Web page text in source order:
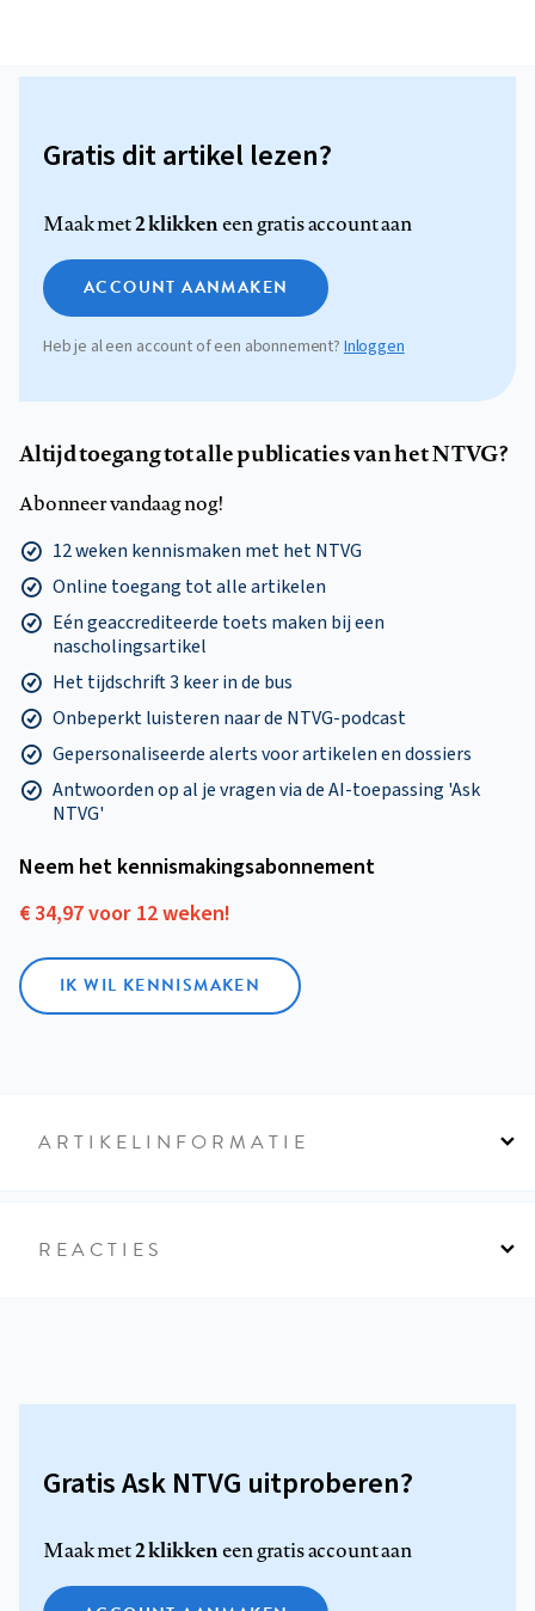
Gratis dit artikel lezen?
Maak met2 klikkeneen gratis account aan
ACCOUNT AANMAKEN
Heb je al een account of een abonnement? Inloggen
Altijd toegang tot alle publicaties van het NTVG?
Abonneer vandaag nog!
12 weken kennismaken met het NTVG
Online toegang tot alle artikelen
Eén geaccrediteerde toets maken bij een
nascholingsartikel
Het tijdschrift 3 keer in de bus
Onbeperkt luisteren naar de NTVG-podcast
Gepersonaliseerde alerts voor artikelen en dossiers
Antwoorden op al je vragen via de AI-toepassing 'Ask
NTVG'
Neem het kennismakings­abonnement
€ 34,97 voor 12 weken!
IK WIL KENNISMAKEN
ARTIKELINFORMATIE
REACTIES
Gratis Ask NTVG uitproberen?
Maak met2 klikkeneen gratis account aan